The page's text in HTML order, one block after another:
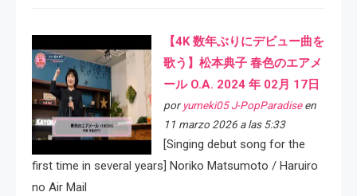
【4K 数年ぶりにデビュー曲を
歌う】松本典子 春色のエアメ
ール O.A. 2024 年 02月 17日
por yumeki05 J-PopParadiseen
11 marzo 2026 a las 5:33
[Singing debut song for the
first time in several years] Noriko Matsumoto / Haruiro
no Air Mail